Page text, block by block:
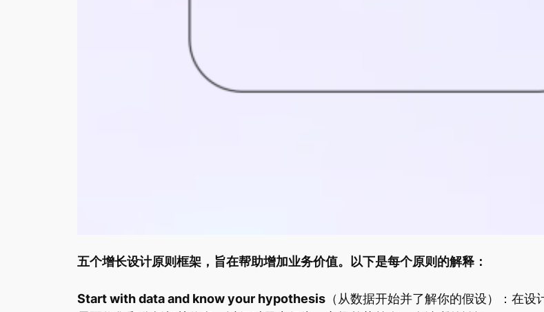
五个增长设计原则框架，旨在帮助增加业务价值。以下是每个原则的解释：
Start with data and know your hypothesis （从数据开始并了解你的假设）：在